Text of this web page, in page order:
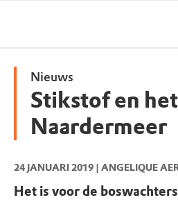
Nieuws
Stikstof en het
Naardermeer
24 JANUARI 2019 | ANGELIQUE
Het is voor de